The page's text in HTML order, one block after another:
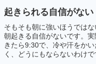
起きられる自信がない
そもそも朝に強いほうでは
朝起きる自信がないです。
きたら9:30で、冷や汗をか
く、どうにもならないわけ